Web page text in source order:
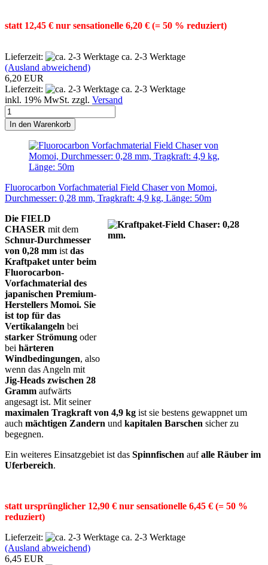
statt 12,45 € nur sensationelle 6,20 € (= 50 % reduziert)
Lieferzeit:
ca. 2-3 Werktage
(Ausland abweichend)
6,20 EUR
Lieferzeit:
ca. 2-3 Werktage
inkl. 19% MwSt. zzgl. Versand
In den Warenkorb
Fluorocarbon Vorfachmaterial Field Chaser von Momoi,
Durchmesser: 0,28 mm, Tragkraft: 4,9 kg, Länge: 50m
Die FIELD
CHASER mit dem
Schnur-Durchmesser
von 0,28 mm ist das
Kraftpaket unter beim
Fluorocarbon-
Vorfachmaterial des
japanischen Premium-
Herstellers Momoi. Sie
ist top für das
Vertikalangeln bei
starker Strömung oder
bei härteren
Windbedingungen, also
wenn das Angeln mit
Jig-Heads zwischen 28
Gramm aufwärts
angesagt ist. Mit seiner
maximalen Tragkraft von 4,9 kg ist sie bestens gewappnet um
auch mächtigen Zandern und kapitalen Barschen sicher zu
begegnen.
Ein weiteres Einsatzgebiet ist das Spinnfischen aufalle Räuber im
Uferbereich.
statt ursprünglicher 12,90 € nur sensationelle 6,45 € (= 50 %
reduziert)
Lieferzeit:
ca. 2-3 Werktage
(Ausland abweichend)
6,45 EUR